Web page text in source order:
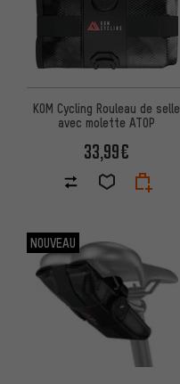
KOM Cycling Rouleau de selle
avec molette ATOP
33,99€
NOUVEAU